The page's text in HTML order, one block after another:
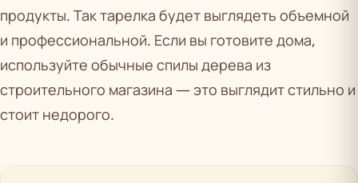
продукты. Так тарелка будет выглядеть объемной
и профессиональной. Если вы готовите дома,
используйте обычные спилы дерева из
строительного магазина — это выглядит стильно и
стоит недорого.